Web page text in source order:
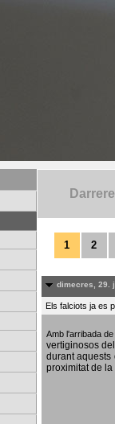
1 2
dimecres, 29.
Els falciots ja es
Amb l'arribada
vertiginosos
durant
proximitat de